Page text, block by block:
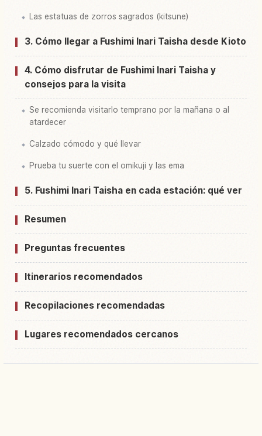
Las estatuas de zorros sagrados (kitsune)
3. Cómo llegar a Fushimi Inari Taisha desde Kioto
4. Cómo disfrutar de Fushimi Inari Taisha y
consejos para la visita
Se recomienda visitarlo temprano por la mañana o al
atardecer
Calzado cómodo y qué llevar
Prueba tu suerte con el omikuji y las ema
5. Fushimi Inari Taisha en cada estación: qué ver
Resumen
Preguntas frecuentes
Itinerarios recomendados
Recopilaciones recomendadas
Lugares recomendados cercanos